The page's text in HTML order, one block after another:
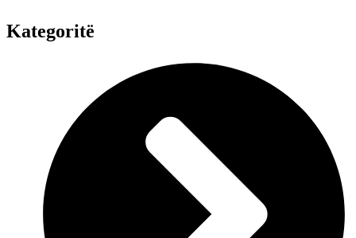
Kategoritë